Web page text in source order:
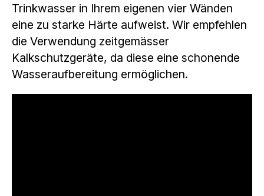
Trinkwasser in Ihrem eigenen vier Wänden
eine zu starke Härte aufweist. Wir empfehlen
die Verwendung zeitgemässer
Kalkschutzgeräte, da diese eine schonende
Wasseraufbereitung ermöglichen.